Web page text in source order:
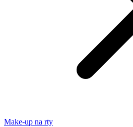
Make-up na rty